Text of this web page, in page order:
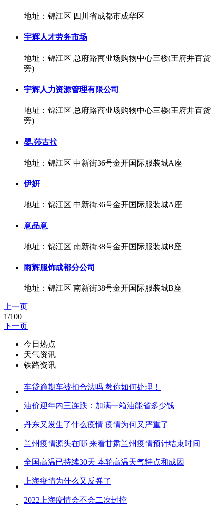
地址：锦江区 四川省成都市成华区
宇辉人才劳务市场
地址：锦江区 总府路商业场购物中心三楼(王府井百货
旁)
宇辉人力资源管理有限公司
地址：锦江区 总府路商业场购物中心三楼(王府井百货
旁)
婴.莎古拉
地址：锦江区 中新街36号金开国际服装城A座
伊妍
地址：锦江区 中新街36号金开国际服装城A座
意品意
地址：锦江区 南新街38号金开国际服装城B座
雨辉服饰成都分公司
地址：锦江区 南新街38号金开国际服装城B座
上一页
1/100
下一页
今日热点
天气资讯
铁路资讯
车贷逾期车被扣合法吗 教你如何处理！
油价迎年内三连跌：加满一箱油能省多少钱
丹东又发生了什么疫情 疫情为何又严重了
兰州疫情源头在哪 来看甘肃兰州疫情预计结束时间
全国高温已持续30天 本轮高温天气特点和成因
上海疫情为什么又反弹了
2022上海疫情会不会二次封控